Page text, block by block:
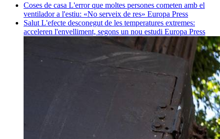
Coses de casa L'error que moltes persones cometen amb el
ventilador a l'estiu: «No serveix de res» Europa Press
Salut L'efecte desconegut de les temperatures extremes:
acceleren l'envelliment, segons un nou estudi Europa Press